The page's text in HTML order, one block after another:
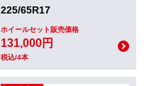
225/65R17
ホイールセット販売価格
131,000円
税込/4本